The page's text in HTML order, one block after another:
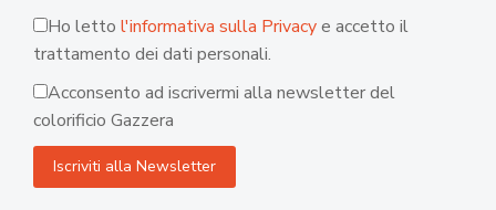
Ho letto l'informativa sulla Privacye accetto il
trattamento dei dati personali.
Acconsento ad iscrivermi alla newsletter del
colorificio Gazzera